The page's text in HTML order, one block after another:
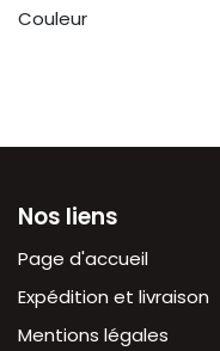
Couleur
Nos liens
Page d'accueil
Expédition et livraison
Mentions légales